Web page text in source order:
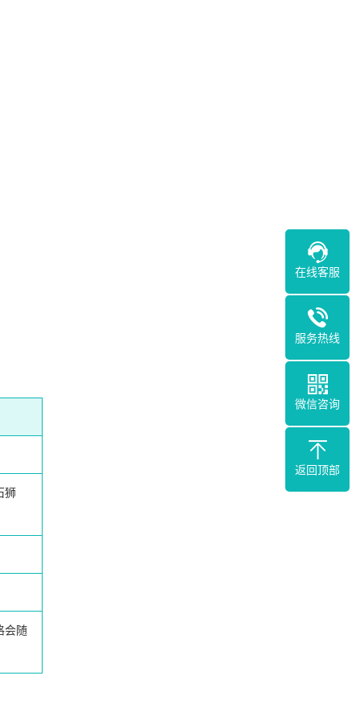
狮
会随
在线客服
服务热线
微信咨询
返回顶部